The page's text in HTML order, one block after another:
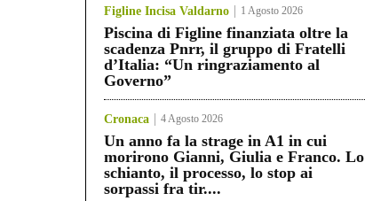
Figline Incisa Valdarno 1 Agosto 2026
Piscina di Figline finanziata oltre la
scadenza Pnrr, il gruppo di Fratelli
d’Italia: “Un ringraziamento al
Governo”
Cronaca 4 Agosto 2026
Un anno fa la strage in A1 in cui
morirono Gianni, Giulia e Franco. Lo
schianto, il processo, lo stop ai
sorpassi fra tir....